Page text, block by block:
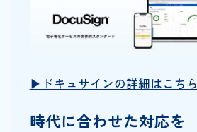
▶︎ドキュサインの詳細はこちら
時代に合わせた対応を